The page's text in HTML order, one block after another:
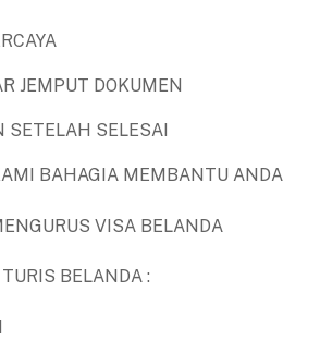
JEMPUT DOKUMEN
SETELAH SELESAI
BAHAGIA MEMBANTU ANDA
VISA BELANDA
BELANDA :